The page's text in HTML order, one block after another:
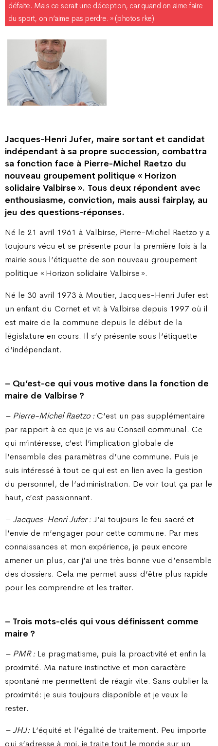
défaite. Mais ce serait une déception, car quand on aime faire
du sport, on n’aime pas perdre. » (photos rke)
Jacques-Henri Jufer, maire sortant et candidat
indépendant à sa propre succession, combattra
sa fonction face à Pierre-Michel Raetzo du
nouveau groupement politique « Horizon
solidaire Valbirse ». Tous deux répondent avec
enthousiasme, conviction, mais aussi fairplay, au
jeu des questions-réponses.
Né le 21 avril 1961 à Valbirse, Pierre-Michel Raetzo y a
toujours vécu et se présente pour la première fois à la
mairie sous l’étiquette de son nouveau groupement
politique « Horizon solidaire Valbirse ».
Né le 30 avril 1973 à Moutier, Jacques-Henri Jufer est
un enfant du Cornet et vit à Valbirse depuis 1997 où il
est maire de la commune depuis le début de la
législature en cours. Il s’y présente sous l’étiquette
d’indépendant.
– Qu’est-ce qui vous motive dans la fonction de
maire de Valbirse ?
– Pierre-Michel Raetzo :C’est un pas supplémentaire
par rapport à ce que je vis au Conseil communal. Ce
qui m’intéresse, c’est l’implication globale de
l’ensemble des paramètres d’une commune. Puis je
suis intéressé à tout ce qui est en lien avec la gestion
du personnel, de l’administration. De voir tout ça par le
haut, c’est passionnant.
– Jacques-Henri Jufer : J’ai toujours le feu sacré et
l’envie de m’engager pour cette commune. Par mes
connaissances et mon expérience, je peux encore
amener un plus, car j’ai une très bonne vue d’ensemble
des dossiers. Cela me permet aussi d’être plus rapide
pour les comprendre et les traiter.
– Trois mots-clés qui vous définissent comme
maire ?
– PMR :Le pragmatisme, puis la proactivité et enfin la
proximité. Ma nature instinctive et mon caractère
spontané me permettent de réagir vite. Sans oublier la
proximité : je suis toujours disponible et je veux le
rester.
– JHJ : L’équité et l’égalité de traitement. Peu importe
qui s’adresse à moi, je traite tout le monde sur un